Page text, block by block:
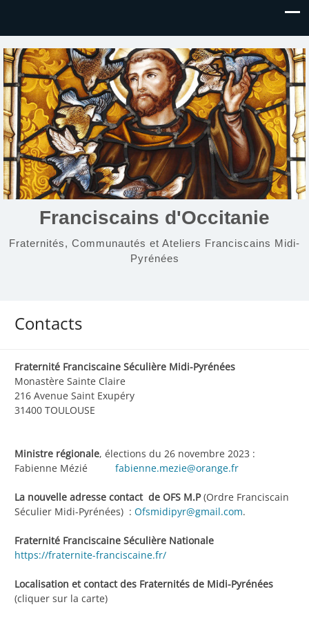
Franciscains d'Occitanie
Fraternités, Communautés et Ateliers Franciscains Midi-
Pyrénées
Contacts
Fraternité Franciscaine Séculière Midi-Pyrénées
Monastère Sainte Claire
216 Avenue Saint Exupéry
31400 TOULOUSE
Ministre régionale, élections du 26 novembre 2023 :
Fabienne Mézié fabienne.mezie@orange.fr
La nouvelle adresse contact de OFS M.P(Ordre Franciscain
Séculier Midi-Pyrénées) : Ofsmidipyr@gmail.com.
Fraternité Franciscaine Séculière Nationale
https://fraternite-franciscaine.fr/
Localisation et contact des Fraternités de Midi-Pyrénées
(cliquer sur la carte)